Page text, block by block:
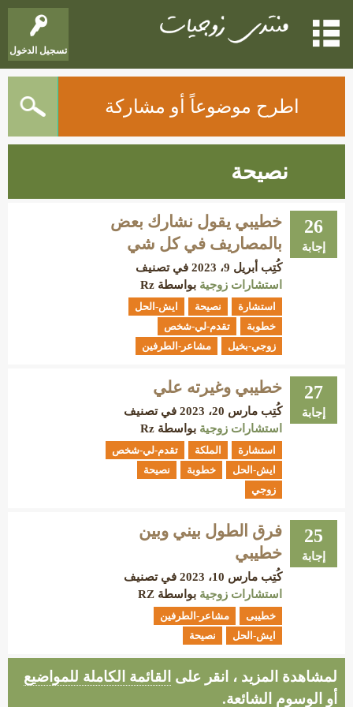
تسجيل الدخول
اطرح موضوعاً أو مشاركة
نصيحة
26
إجابة
خطيبي يقول نشارك بعض
بالمصاريف في كل شي
كُتِب أبريل 9، 2023
في تصنيف
استشارات زوجية بواسطة Rz
استشارة نصيحة
ايش-الحل
خطوبة
تقدم-لي-شخص
زوجي-بخيل
مشاعر-الطرفين
27
إجابة
خطيبي وغيرته علي
كُتِب مارس 20، 2023
في تصنيف
استشارات زوجية بواسطة Rz
استشارة الملكة
تقدم-لي-شخص
ايش-الحل
خطوبة
نصيحة
زوجي
25
إجابة
فرق الطول بيني وبين
خطيبي
كُتِب مارس 10، 2023
في تصنيف
استشارات زوجية بواسطة RZ
خطيبى
مشاعر-الطرفين
ايش-الحل
نصيحة
لمشاهدة المزيد ، انقر على القائمة الكاملة للمواضيع
أو الوسوم الشائعة.